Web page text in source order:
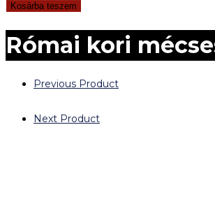
Kosárba teszem
Római kori
Previous Product
Next Product